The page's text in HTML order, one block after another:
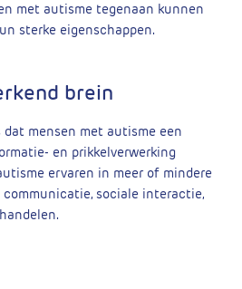
met autisme tegenaan kunnen
sterke eigenschappen.
brein
mensen met autisme een
en prikkelverwerking
ervaren in meer of mindere
sociale interactie,